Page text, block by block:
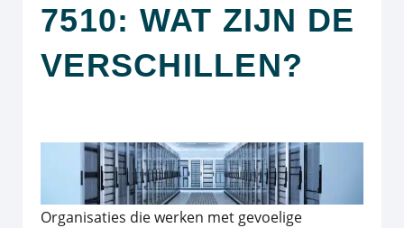
7510: WAT ZIJN DE
VERSCHILLEN?
Organisaties die werken met gevoelige